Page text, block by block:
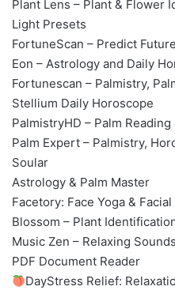
Plant Lens – Plant & Flower
Light Presets
FortuneScan – Predict
Eon – Astrology and Daily
Fortunescan – Palmistry,
Stellium Daily Horoscope
PalmistryHD – Palm
Palm Expert – Palmistry,
Soular
Astrology & Palm Master
Facetory: Face Yoga &
Blossom – Plant
Music Zen – Relaxing Sounds
PDF Document Reader
DayStress Relief: